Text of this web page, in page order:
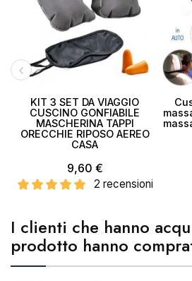
KIT 3 SET DA VIAGGIO
CUSCINO GONFIABILE
MASCHERINA TAPPI
ORECCHIE RIPOSO AEREO
CASA
9,60 €
2 recensioni
I clienti che hanno
prodotto hanno